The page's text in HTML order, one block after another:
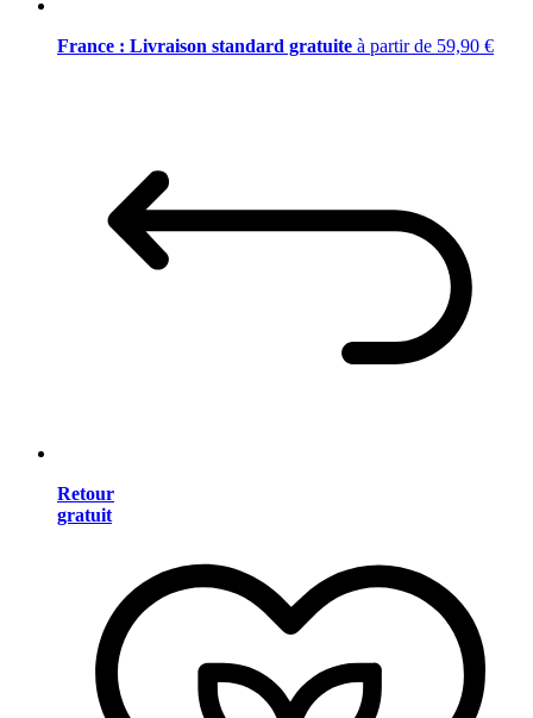
France : Livraison standard gratuite à partir de 59,90 €
Retour
gratuit